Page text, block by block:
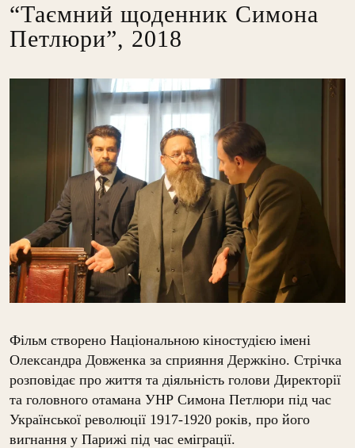
“Таємний щоденник Симона
Петлюри”, 2018
Фільм створено Національною кіностудією імені
Олександра Довженка за сприяння Держкіно. Стрічка
розповідає про життя та діяльність голови Директорії
та головного отамана УНР Симона Петлюри під час
Української революції 1917-1920 років, про його
вигнання у Парижі під час еміграції.